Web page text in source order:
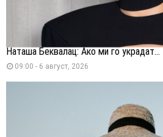
Наташа Беквалац: Ако ми го украдат...
09:00 - 6 август, 2026